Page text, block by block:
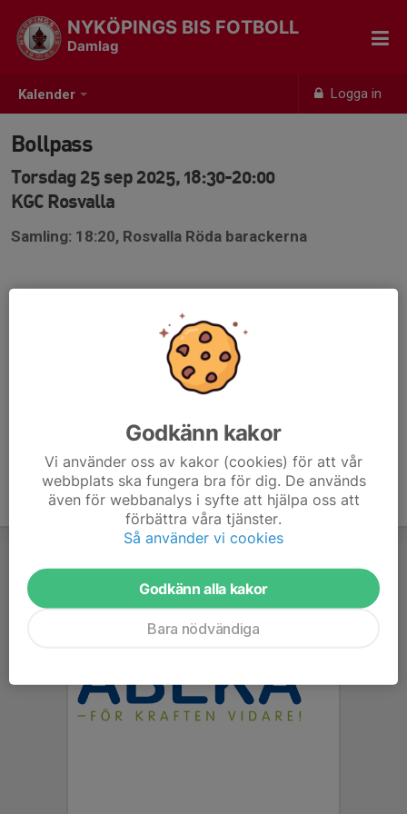
Kalender Logga in
NYKÖPINGS BIS FOTBOLL
Damlag
Bollpass
Torsdag 25 sep 2025, 18:30-20:00
KGC Rosvalla
Samling: 18:20, Rosvalla Röda barackerna
Godkänn kakor
Vi använder oss av kakor (cookies) för att vår
webbplats ska fungera bra för dig. De används
även för webbanalys i syfte att hjälpa oss att
förbättra våra tjänster.
Så använder vi cookies
Godkänn alla kakor
Bara nödvändiga